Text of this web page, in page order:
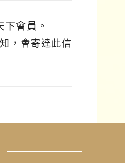
會員。
，會寄達此信